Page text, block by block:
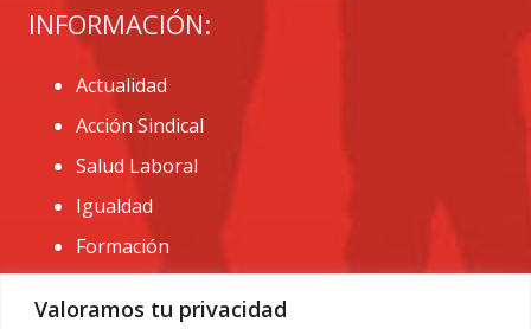
Valoramos tu privacidad
INFORMACIÓN:
Actualidad
Acción Sindical
Salud Laboral
Igualdad
Formación
CONTACTO: